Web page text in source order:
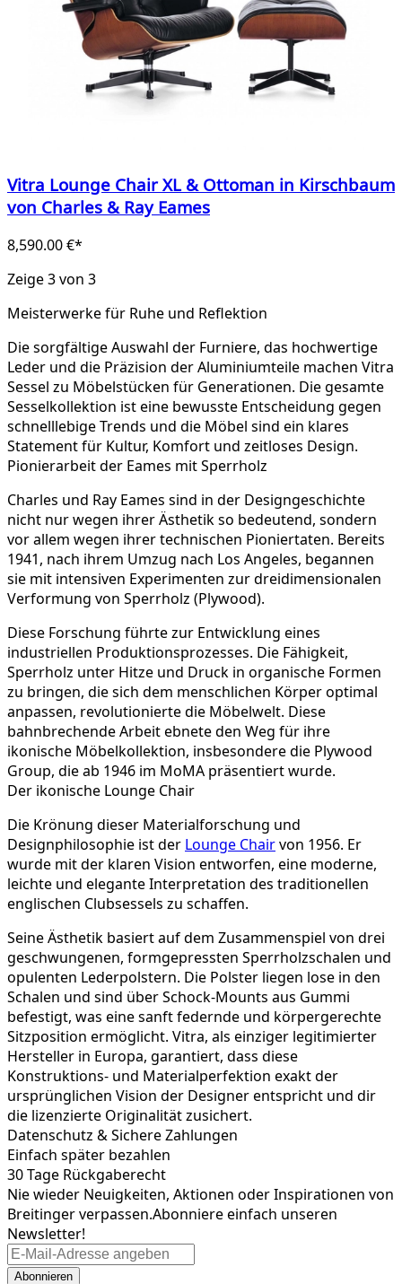
Vitra Lounge Chair XL & Ottoman in Kirschbaum
von Charles & Ray Eames
8,590.00 €*
Zeige 3 von 3
Meisterwerke für Ruhe und Reflektion
Die sorgfältige Auswahl der Furniere, das hochwertige
Leder und die Präzision der Aluminiumteile machen Vitra
Sessel zu Möbelstücken für Generationen. Die gesamte
Sesselkollektion ist eine bewusste Entscheidung gegen
schnelllebige Trends und die Möbel sind ein klares
Statement für Kultur, Komfort und zeitloses Design.
Pionierarbeit der Eames mit Sperrholz
Charles und Ray Eames sind in der Designgeschichte
nicht nur wegen ihrer Ästhetik so bedeutend, sondern
vor allem wegen ihrer technischen Pioniertaten. Bereits
1941, nach ihrem Umzug nach Los Angeles, begannen
sie mit intensiven Experimenten zur dreidimensionalen
Verformung von Sperrholz (Plywood).
Diese Forschung führte zur Entwicklung eines
industriellen Produktionsprozesses. Die Fähigkeit,
Sperrholz unter Hitze und Druck in organische Formen
zu bringen, die sich dem menschlichen Körper optimal
anpassen, revolutionierte die Möbelwelt. Diese
bahnbrechende Arbeit ebnete den Weg für ihre
ikonische Möbelkollektion, insbesondere die Plywood
Group, die ab 1946 im MoMA präsentiert wurde.
Der ikonische Lounge Chair
Die Krönung dieser Materialforschung und
Designphilosophie ist der Lounge Chairvon 1956. Er
wurde mit der klaren Vision entworfen, eine moderne,
leichte und elegante Interpretation des traditionellen
englischen Clubsessels zu schaffen.
Seine Ästhetik basiert auf dem Zusammenspiel von drei
geschwungenen, formgepressten Sperrholzschalen und
opulenten Lederpolstern. Die Polster liegen lose in den
Schalen und sind über Schock-Mounts aus Gummi
befestigt, was eine sanft federnde und körpergerechte
Sitzposition ermöglicht. Vitra, als einziger legitimierter
Hersteller in Europa, garantiert, dass diese
Konstruktions- und Materialperfektion exakt der
ursprünglichen Vision der Designer entspricht und dir
die lizenzierte Originalität zusichert.
Datenschutz & Sichere Zahlungen
Einfach später bezahlen
30 Tage Rückgaberecht
Nie wieder Neuigkeiten, Aktionen oder Inspirationen von
Breitinger verpassen.Abonniere einfach unseren
Newsletter!
Abonnieren